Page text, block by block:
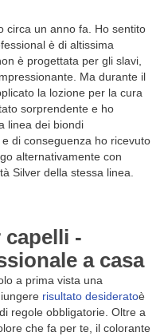
circa un anno fa. Ho sentito
è di altissima
è progettata per gli slavi,
Ma durante il
la lozione per la cura
sorprendente e ho
linea dei biondi
di conseguenza ho ricevuto
alternativamente con
Silver della stessa linea.
capelli -
a casa
a prima vista una
risultato desideratoè
regole obbligatorie. Oltre a
che fa per te, il colorante